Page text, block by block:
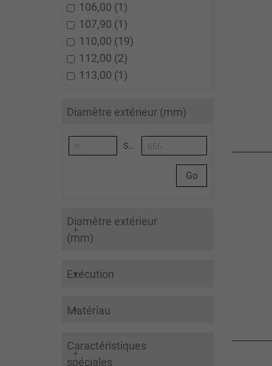
106,00 1
107,90 1
110,00 19
112,00 2
113,00 1
Diamètre extérieur (mm)
Synoa_AlgoliaArticleList-to
Go
Diamètre extérieur
(mm)
Exécution
Matériau
Caractéristiques
spéciales